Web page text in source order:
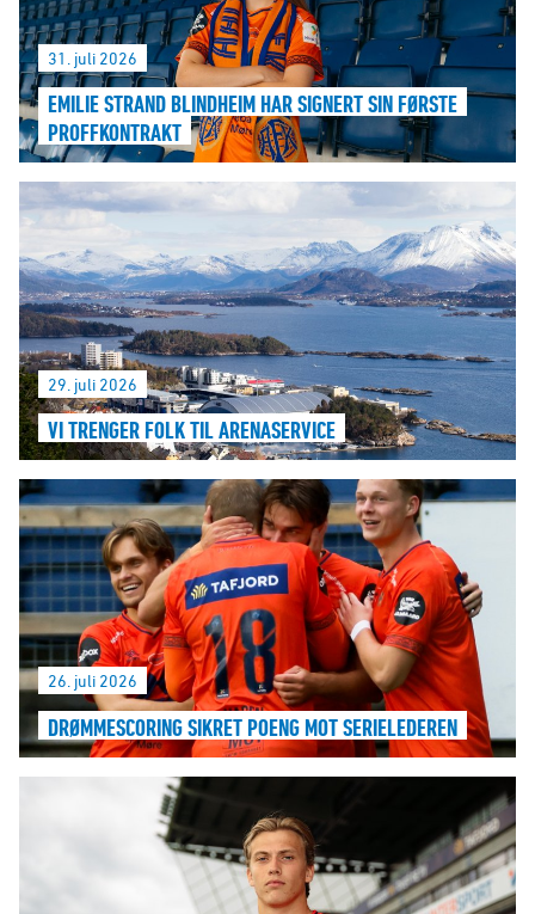
31. juli 2026
EMILIE STRAND BLINDHEIM HAR SIGNERT SIN FØRSTE
PROFFKONTRAKT
29. juli 2026
VI TRENGER FOLK TIL ARENASERVICE
26. juli 2026
DRØMMESCORING SIKRET POENG MOT SERIELEDEREN